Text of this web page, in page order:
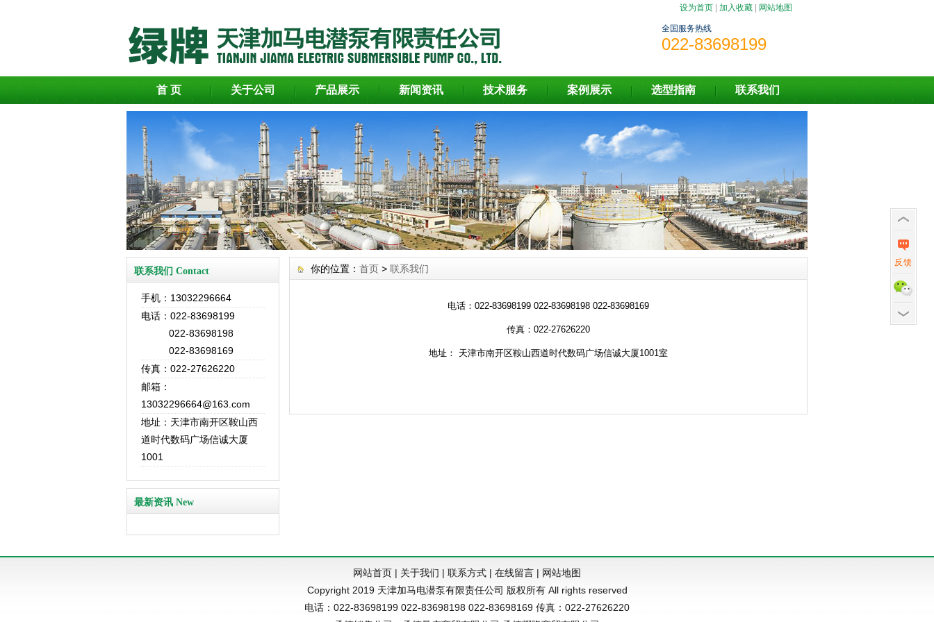
设为首页| 加入收藏| 网站地图
全国服务热线
022-83698199
首 页 关于公司 产品展示 新闻资讯 技术服务 案例展示 选型指南 联系我们
联系我们 Contact
手机：13032296664
电话：022-83698199
022-83698198
022-83698169
传真：022-27626220
邮箱：
13032296664@163.com
地址：天津市南开区鞍山西
道时代数码广场信诚大厦
1001
最新资讯 New
你的位置： 首页 > 联系我们
电话：022-83698199 022-83698198 022-83698169
传真：022-27626220
地址： 天津市南开区鞍山西道时代数码广场信诚大厦1001室
反馈
网站首页 | 关于我们 | 联系方式 | 在线留言 | 网站地图
Copyright 2019 天津加马电潜泵有限责任公司 版权所有 All rights reserved
电话：022-83698199 022-83698198 022-83698169 传真：022-27626220